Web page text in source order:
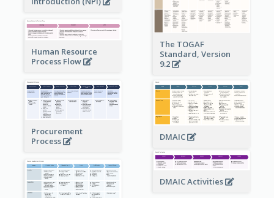
The TOGAF
Standard, Version
9.2
Human Resource
Process Flow
Procurement
Process
DMAIC
DMAIC Activities